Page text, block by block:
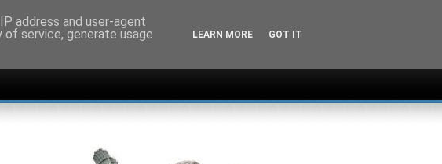
address and user-agent
service, generate usage
LEARN MORE GOT IT